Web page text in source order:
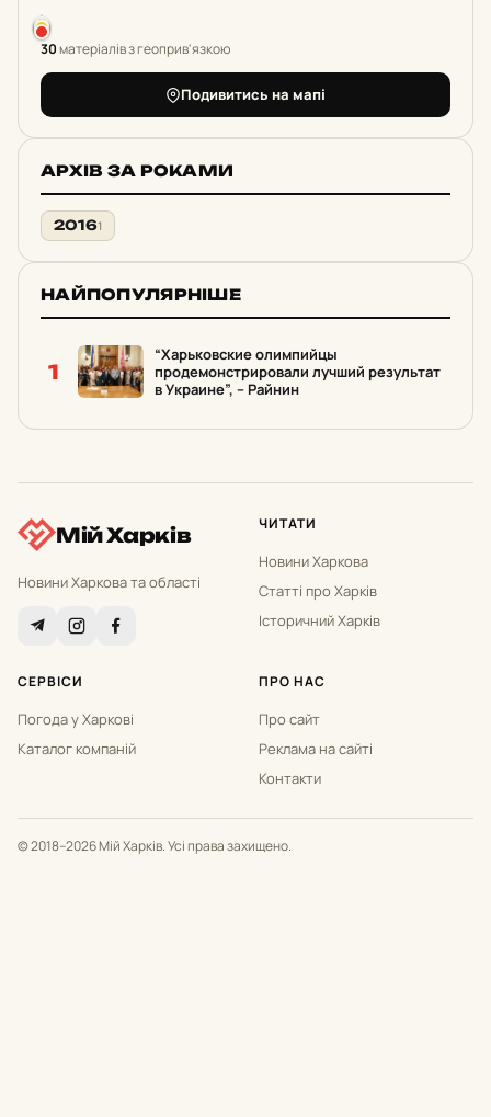
30матеріалів з геоприв'язкою
Подивитись на мапі
АРХІВ ЗА РОКАМИ
20161
НАЙПОПУЛЯРНІШЕ
1
“Харьковские олимпийцы
продемонстрировали лучший результат
в Украине”, – Райнин
Мій Харків
Новини Харкова та області
ЧИТАТИ
Новини Харкова
Статті про Харків
Історичний Харків
СЕРВІСИ
Погода у Харкові
Каталог компаній
ПРО НАС
Про сайт
Реклама на сайті
Контакти
© 2018–2026 Мій Харків. Усі права захищено.